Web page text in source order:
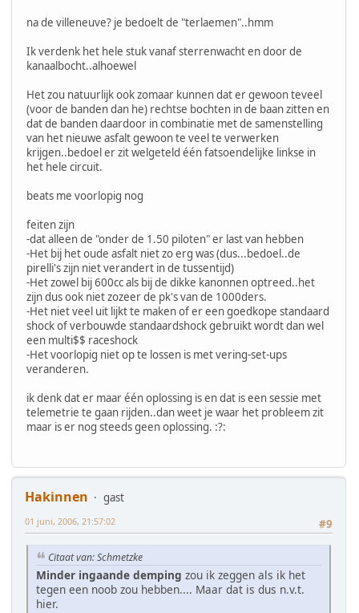
na de villeneuve? je bedoelt de "terlaemen"..hmm
Ik verdenk het hele stuk vanaf sterrenwacht en door de
kanaalbocht..alhoewel
Het zou natuurlijk ook zomaar kunnen dat er gewoon teveel
(voor de banden dan he) rechtse bochten in de baan zitten en
dat de banden daardoor in combinatie met de samenstelling
van het nieuwe asfalt gewoon te veel te verwerken
krijgen..bedoel er zit welgeteld één fatsoendelijke linkse in
het hele circuit.
beats me voorlopig nog
feiten zijn
-dat alleen de "onder de 1.50 piloten" er last van hebben
-Het bij het oude asfalt niet zo erg was (dus...bedoel..de
pirelli's zijn niet verandert in de tussentijd)
-Het zowel bij 600cc als bij de dikke kanonnen optreed..het
zijn dus ook niet zozeer de pk's van de 1000ders.
-Het niet veel uit lijkt te maken of er een goedkope standaard
shock of verbouwde standaardshock gebruikt wordt dan wel
een multi$$ raceshock
-Het voorlopig niet op te lossen is met vering-set-ups
veranderen.
ik denk dat er maar één oplossing is en dat is een sessie met
telemetrie te gaan rijden..dan weet je waar het probleem zit
maar is er nog steeds geen oplossing. :?:
Hakinnen
gast
#9
01 juni, 2006, 21:57:02
Citaat van: Schmetzke
Minder ingaande demping zou ik zeggen als ik het
tegen een noob zou hebben.... Maar dat is dus n.v.t.
hier.